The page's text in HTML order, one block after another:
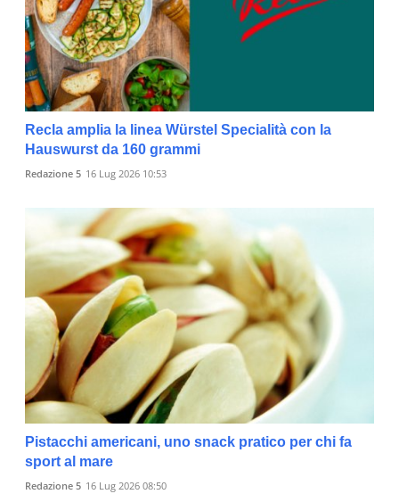
Recla amplia la linea Würstel Specialità con la
Hauswurst da 160 grammi
Redazione 5 16 Lug 2026 10:53
Pistacchi americani, uno snack pratico per chi fa
sport al mare
Redazione 5 16 Lug 2026 08:50